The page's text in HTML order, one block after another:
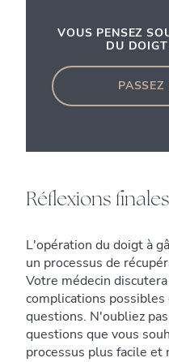
VOUS PENSEZ
DU
PASSEZ
Réflexions finales
L'opération du doigt à
un processus de
Votre médecin
complications
questions. N'oubliez
questions que vous
processus plus facile et